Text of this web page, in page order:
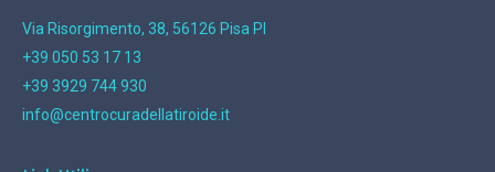
Via Risorgimento, 38, 56126 Pisa PI
+39 050 53 17 13
+39 3929 744 930
info@centrocuradellatiroide.it